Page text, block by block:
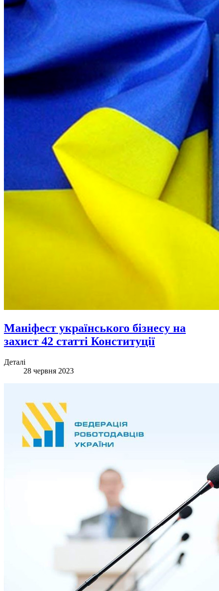
Маніфест українського бізнесу на
захист 42 статті Конституції
Деталі
28 червня 2023